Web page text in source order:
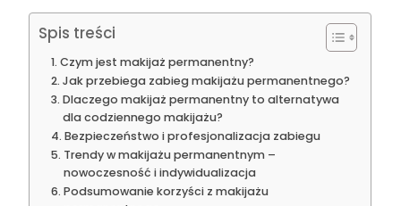
Spis treści
Czym jest makijaż permanentny?
Jak przebiega zabieg makijażu permanentnego?
Dlaczego makijaż permanentny to alternatywa
dla codziennego makijażu?
Bezpieczeństwo i profesjonalizacja zabiegu
Trendy w makijażu permanentnym –
nowoczesność i indywidualizacja
Podsumowanie korzyści z makijażu